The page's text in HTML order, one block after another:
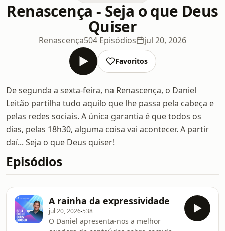
Renascença - Seja o que Deus
Quiser
Renascença504 Episódios jul 20, 2026
Favoritos
De segunda a sexta-feira, na Renascença, o Daniel
Leitão partilha tudo aquilo que lhe passa pela cabeça e
pelas redes sociais. A única garantia é que todos os
dias, pelas 18h30, alguma coisa vai acontecer. A partir
daí... Seja o que Deus quiser!
Episódios
A rainha da expressividade
jul 20, 2026 538
O Daniel apresenta-nos a melhor